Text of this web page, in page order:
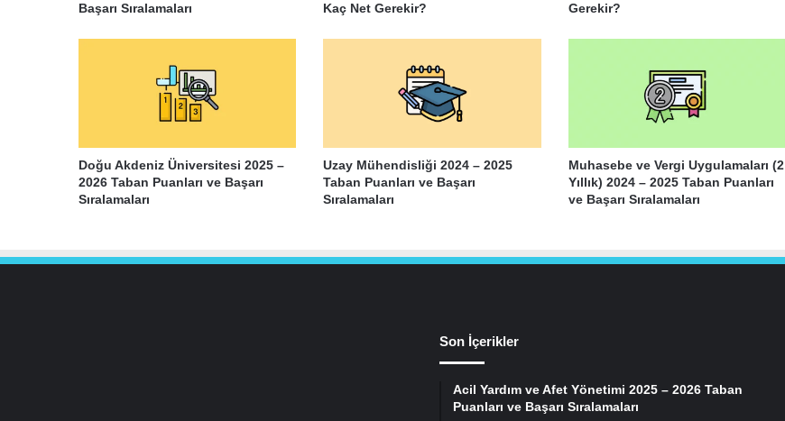
Başarı Sıralamaları
Kaç Net Gerekir?
Gerekir?
Doğu Akdeniz Üniversitesi 2025 –
2026 Taban Puanları ve Başarı
Sıralamaları
Uzay Mühendisliği 2024 – 2025
Taban Puanları ve Başarı
Sıralamaları
Muhasebe ve Vergi Uygulamaları (2
Yıllık) 2024 – 2025 Taban Puanları
ve Başarı Sıralamaları
Son İçerikler
Acil Yardım ve Afet Yönetimi 2025 – 2026 Taban
Puanları ve Başarı Sıralamaları